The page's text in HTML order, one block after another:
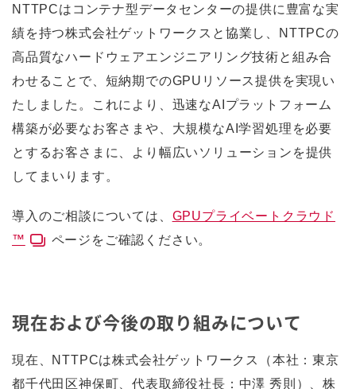
NTTPCはコンテナ型データセンターの提供に豊富な実
績を持つ株式会社ゲットワークスと協業し、NTTPCの
高品質なハードウェアエンジニアリング技術と組み合
わせることで、短納期でのGPUリソース提供を実現い
たしました。これにより、迅速なAIプラットフォーム
構築が必要なお客さまや、大規模なAI学習処理を必要
とするお客さまに、より幅広いソリューションを提供
してまいります。
導入のご相談については、 GPUプライベートクラウド
™
ページをご確認ください。
現在および今後の取り組みについて
現在、NTTPCは株式会社ゲットワークス（本社：東京
都千代田区神保町、代表取締役社長：中澤 秀則）、株